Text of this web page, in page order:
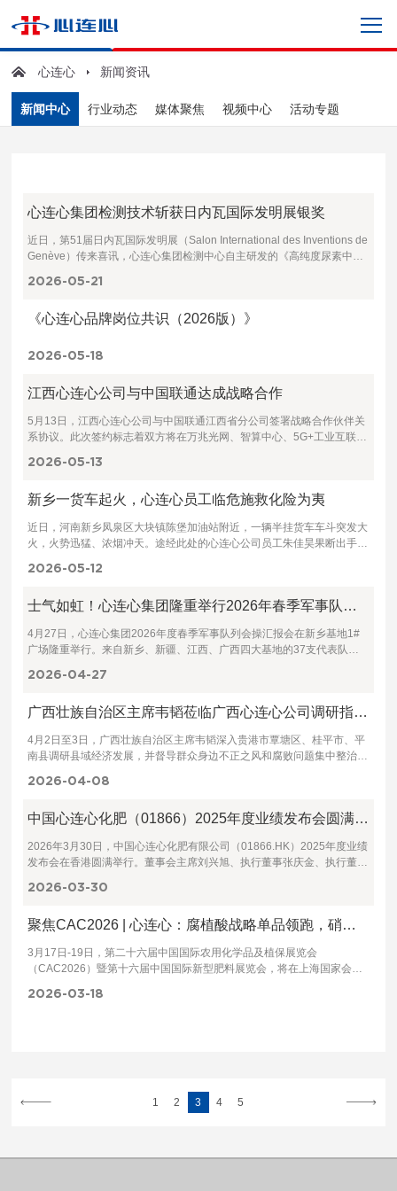
心连心 新闻资讯
新闻中心 行业动态 媒体聚焦 视频中心 活动专题
心连心集团检测技术斩获日内瓦国际发明展银奖
近日，第51届日内瓦国际发明展（Salon International des Inventions de
Genève）传来喜讯，心连心集团检测中心自主研发的《高纯度尿素中痕
从全球众多参赛项目中脱颖而出，一举斩获展会银奖。这一荣誉，不仅是
际权威认可。
21
2026-05
《心连心品牌岗位共识（2026版）》
18
2026-05
江西心连心公司与中国联通达成战略合作
5月13日，江西心连心公司与中国联通江西省分公司签署战略合作伙伴关
系协议。此次签约标志着双方将在万兆光网、智算中心、5G+工业互联网
13
2026-05
新乡一货车起火，心连心员工临危施救化险为夷
近日，河南新乡凤泉区大块镇陈堡加油站附近，一辆半挂货车车斗突发大
火，火势迅猛、浓烟冲天。途经此处的心连心公司员工朱佳昊果断出手，
12
2026-05
士气如虹！心连心集团隆重举行2026年春季军事队列会操汇报会
4月27日，心连心集团2026年度春季军事队列会操汇报会在新乡基地1#
广场隆重举行。来自新乡、新疆、江西、广西四大基地的37支代表队、
连心独立董事李生校先生，集团党委书记、董事长刘兴旭，副董事长闫蕴
持。会操采用三基地云同步的方式进行，同时面向社会进行线上直播。
27
2026-04
广西壮族自治区主席韦韬莅临广西心连心公司调研指导绿色化工产业发展
4月2日至3日，广西壮族自治区主席韦韬深入贵港市覃塘区、桂平市、平
南县调研县域经济发展，并督导群众身边不正之风和腐败问题集中整治工
定信心、乘势而上，锚定目标、真抓实干，持续培育壮大特色主导产业，
08
2026-04
中国心连心化肥（01866）2025年度业绩发布会圆满举行
2026年3月30日，中国心连心化肥有限公司（01866.HK）2025年度业绩
发布会在香港圆满举行。董事会主席刘兴旭、执行董事张庆金、执行董事
展望未来。
30
2026-03
聚焦CAC2026 | 心连心：腐植酸战略单品领跑，硝基肥聚焦提质增
3月17日-19日，第二十六届中国国际农用化学品及植保展览会
（CAC2026）暨第十六届中国国际新型肥料展览会，将在上海国家会展
会，本届展会汇聚全球2300余家优质参展企业，吸引130多个国家和地区
18
2026-03
1 2 3 4 5